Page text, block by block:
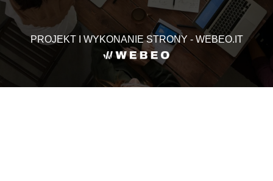
PROJEKT I WYKONANIE STRONY - WEBEO.IT